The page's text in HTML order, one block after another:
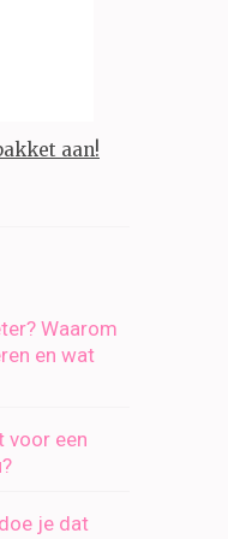
aan!
Waarom
en wat
voor een
je dat